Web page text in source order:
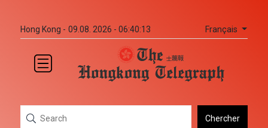
Hong Kong - 09.08. 2026 - 06:40:13 Français
Chercher